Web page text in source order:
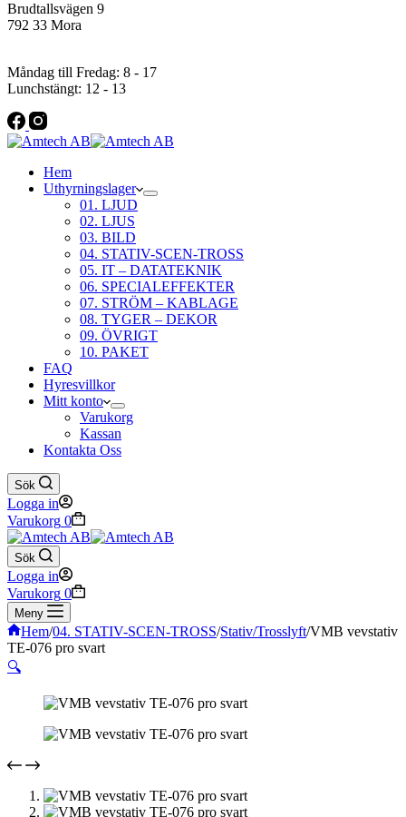
Brudtallsvägen 9
792 33 Mora
Måndag till Fredag: 8 - 17
Lunchstängt: 12 - 13
Hem
Uthyrningslager
01. LJUD
02. LJUS
03. BILD
04. STATIV-SCEN-TROSS
05. IT – DATATEKNIK
06. SPECIALEFFEKTER
07. STRÖM – KABLAGE
08. TYGER – DEKOR
09. ÖVRIGT
10. PAKET
FAQ
Hyresvillkor
Mitt konto
Varukorg
Kassan
Kontakta Oss
Sök
Logga in
Varukorg 0
Sök
Logga in
Varukorg 0
Meny
Hem/04. STATIV-SCEN-TROSS/Stativ/Trosslyft/VMB vevstativ
TE-076 pro svart
🔍